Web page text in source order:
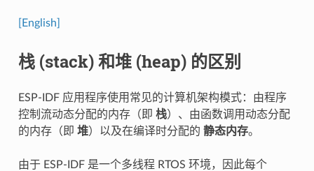
[English]
栈 (stack) 和堆 (heap) 的区别
ESP-IDF 应用程序使用常见的计算机架构模式：由程序
控制流动态分配的内存（即 栈）、由函数调用动态分配
的内存（即 堆）以及在编译时分配的 静态内存。
由于 ESP-IDF 是一个多线程 RTOS 环境，因此每个